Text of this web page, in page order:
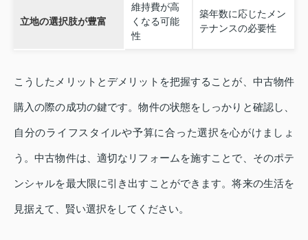
立地の選択肢が豊富
維持費が高
くなる可能
性
築年数に応じたメン
テナンスの必要性
こうしたメリットとデメリットを把握することが、中古物件
購入の際の成功の鍵です。物件の状態をしっかりと確認し、
自分のライフスタイルや予算に合った選択を心がけましょ
う。中古物件は、適切なリフォームを施すことで、そのポテ
ンシャルを最大限に引き出すことができます。将来の生活を
見据えて、賢い選択をしてください。